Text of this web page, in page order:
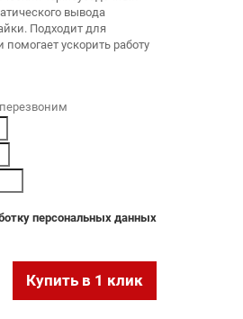
вывода
Подходит для
ускорить работу
персональных данных
Купить в 1 клик